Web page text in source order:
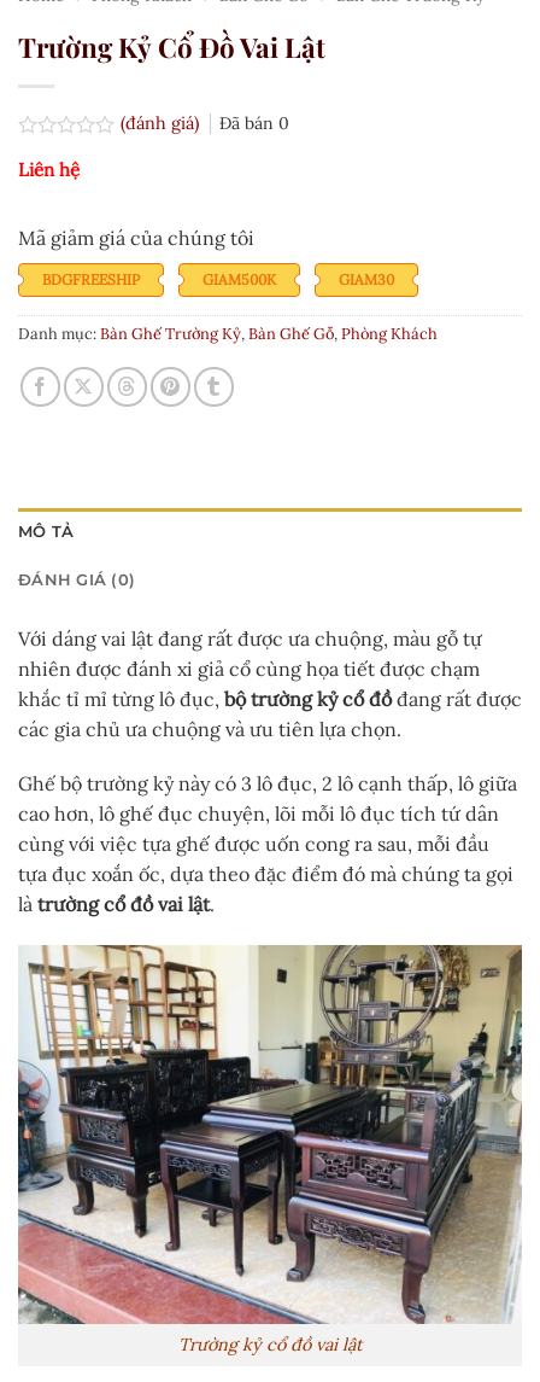
Trường Kỷ Cổ Đồ Vai Lật
xếp
5
sao
(đánh giá) Đã bán 0
Liên hệ
Mã giảm giá của chúng tôi
BDGFREESHIP GIAM500K GIAM30
Danh mục:Bàn Ghế Trường Kỷ,Bàn Ghế Gỗ,Phòng Khách
MÔ TẢ
ĐÁNH GIÁ (0)
Với dáng vai lật đang rất được ưa chuộng, màu gỗ tự
nhiên được đánh xi giả cổ cùng họa tiết được chạm
khắc tỉ mỉ từng lô đục, bộ trường kỷ cổ đồđang rất được
các gia chủ ưa chuộng và ưu tiên lựa chọn.
Ghế bộ trường kỷ này có 3 lô đục, 2 lô cạnh thấp, lô giữa
cao hơn, lô ghế đục chuyện, lõi mỗi lô đục tích tứ dân
cùng với việc tựa ghế được uốn cong ra sau, mỗi đầu
tựa đục xoắn ốc, dựa theo đặc điểm đó mà chúng ta gọi
là trường cổ đồ vai lật.
Trường kỷ cổ đồ vai lật